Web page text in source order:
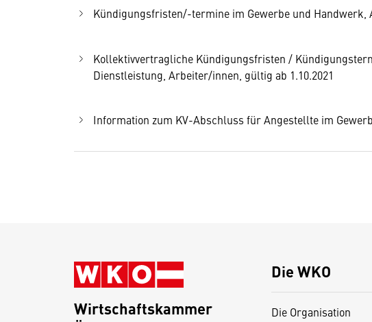
Kündigungsfristen/-termine im Gewerbe und Handwerk,
Kollektivvertragliche Kündigungsfristen /
Dienstleistung, Arbeiter/innen, gültig ab 1.10.2021
Information zum KV-Abschluss für Angestellte im
Die WKO
Die Organisation
Wirtschaftskammer